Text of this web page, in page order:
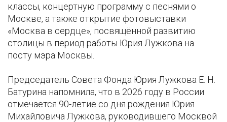
классы, концертную программу с песнями о
Москве, а также открытие фотовыставки
«Москва в сердце», посвящённой развитию
столицы в период работы Юрия Лужкова на
посту мэра Москвы.
Председатель Совета Фонда Юрия Лужкова Е. Н.
Батурина напомнила, что в 2026 году в России
отмечается 90-летие со дня рождения Юрия
Михайловича Лужкова, руководившего Москвой